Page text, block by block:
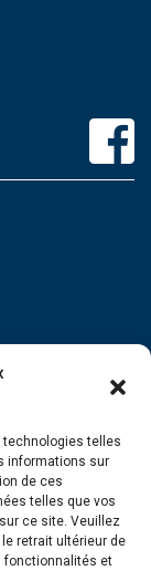
technologies telles
informations sur
de ces
telles que vos
ce site. Veuillez
retrait ultérieur de
fonctionnalités et